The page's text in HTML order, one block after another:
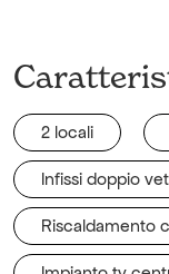
2 locali
Infissi doppio
Riscaldamento